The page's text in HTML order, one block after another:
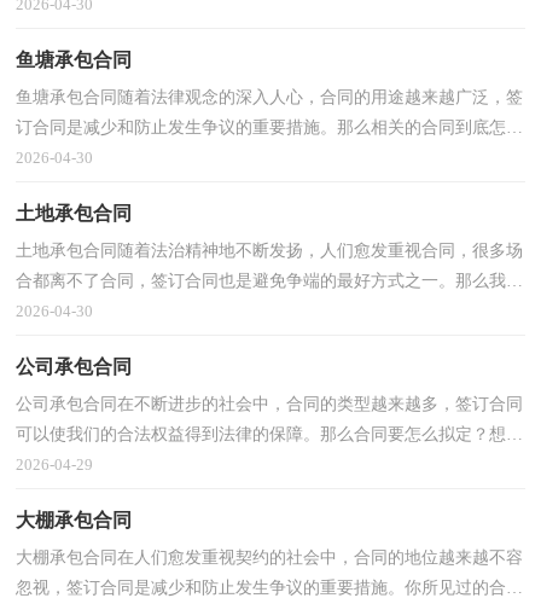
都很苦恼吧，下面是小编精心整理的果园承包合同，仅供...
2026-04-30
鱼塘承包合同
鱼塘承包合同随着法律观念的深入人心，合同的用途越来越广泛，签
订合同是减少和防止发生争议的重要措施。那么相关的合同到底怎么
写呢？下面是小编整理的鱼塘承包合同，欢迎阅读，希望...
2026-04-30
土地承包合同
土地承包合同随着法治精神地不断发扬，人们愈发重视合同，很多场
合都离不了合同，签订合同也是避免争端的最好方式之一。那么我们
拟定合同的时候需要注意什么问题呢？下面是小编精心...
2026-04-30
公司承包合同
公司承包合同在不断进步的社会中，合同的类型越来越多，签订合同
可以使我们的合法权益得到法律的保障。那么合同要怎么拟定？想必
这让大家都很苦恼吧，下面是小编收集整理的公司承包...
2026-04-29
大棚承包合同
大棚承包合同在人们愈发重视契约的社会中，合同的地位越来越不容
忽视，签订合同是减少和防止发生争议的重要措施。你所见过的合同